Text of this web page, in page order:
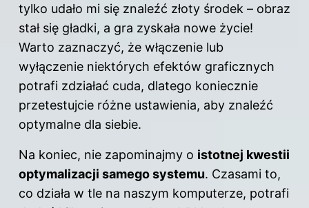
tylko udało mi się znaleźć złoty środek – obraz
stał się gładki, a gra zyskała nowe życie!
Warto zaznaczyć, że włączenie lub
wyłączenie niektórych efektów graficznych
potrafi zdziałać cuda, dlatego koniecznie
przetestujcie różne ustawienia, aby znaleźć
optymalne dla siebie.
Na koniec, nie zapominajmy o istotnej kwestii
optymalizacji samego systemu. Czasami to,
co działa w tle na naszym komputerze, potrafi